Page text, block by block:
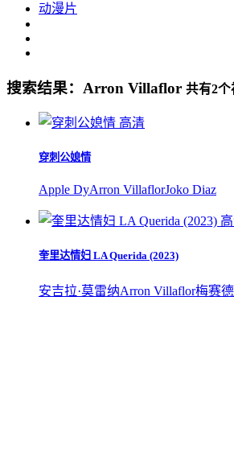
动漫片
搜索结果： Arron Villaflor 共有2个
高清
穿刺公媳情
Apple DyArron VillaflorJoko Diaz
奎里达情妇 LA Querida (2023)
安吉拉·莫雷纳Arron Villaflor梅赛